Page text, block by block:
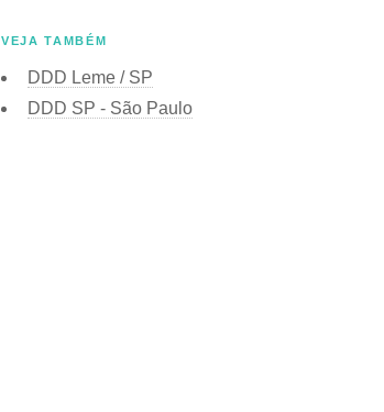
VEJA TAMBÉM
DDD Leme / SP
DDD SP - São Paulo